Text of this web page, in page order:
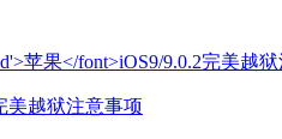
美越狱注意事项